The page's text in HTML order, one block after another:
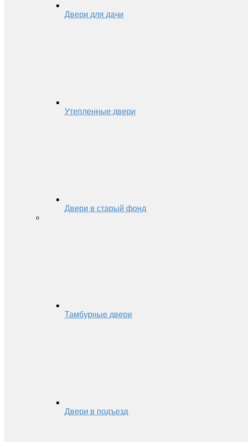
Двери для дачи
Утепленные двери
Двери в старый фонд
Тамбурные двери
Двери в подъезд